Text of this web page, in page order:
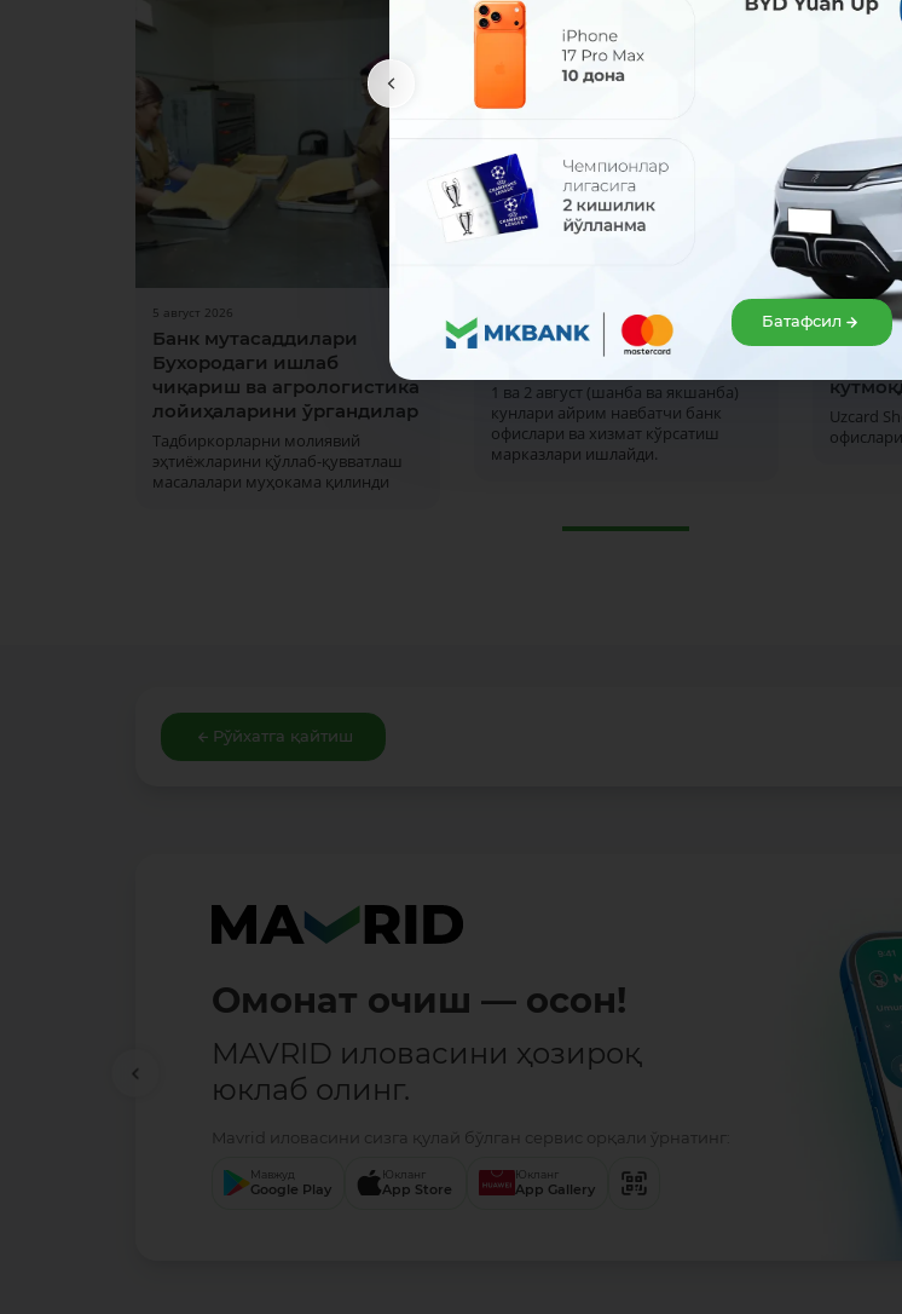
5 август 2026
Банк мутасаддилари
Бухородаги ишлаб
чиқариш ва агрологистика
лойиҳаларини ўргандилар
Тадбиркорларни молиявий
эҳтиёжларини қўллаб-қувватлаш
масалалари муҳокама қилинди
Дам олиш кунлари ҳам
1 ва 2 август (шанба ва якшанба)
кунлари айрим навбатчи банк
офислари ва хизмат кўрсатиш
марказлари ишлайди.
31 июл 2026
Uzcard
Рўйхатга қайтиш
Омонат очиш — осон!
MAVRID иловасини ҳозироқ
юклаб олинг.
Mavrid иловасини сизга қулай бўлган сервис орқали ўрнатинг:
Мавжуд
Google Play
Юкланг
App Store
Юкланг
App Gallery
Батафсил